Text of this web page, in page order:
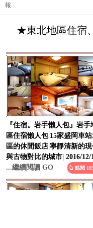
報
★東北地區住宿
『住宿。岩手懶人包』岩手
區住宿懶人包|15家盛岡車
區的休閒飯店|寧靜清新的
與古物對比的城市| 2016/12/
...繼續閱讀 GO
點閱